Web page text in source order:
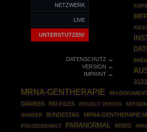
NETZWERK
LIVE
UNTERSTÜTZEN!
DATENSCHUTZ←
VERSION ←
IMPRINT←
MRNA-GENTHERAPIE RKI-
DÄNIKEN
RKI-FILES PROJECT VERITAS
GANSER
BUNDESTAG MRNA-GENTHERAPIE
POLIZEIGEWALT PARANORMAL KRIEG